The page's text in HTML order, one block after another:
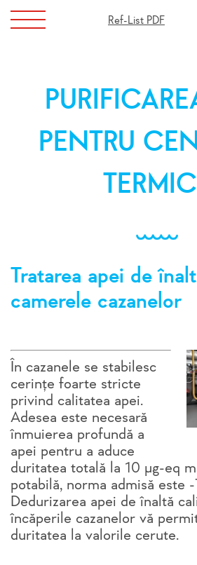
Ref-List PDF
PENTRU
Tratarea apei de
camerele cazanelor
În cazanele se stabilesc
cerințe foarte stricte
privind calitatea apei.
Adesea este necesară
înmuierea profundă a
apei pentru a aduce
duritatea totală la 10 μg-eq
potabilă, norma admisă este
Dedurizarea apei de înaltă
încăperile cazanelor vă
duritatea la valorile cerute.